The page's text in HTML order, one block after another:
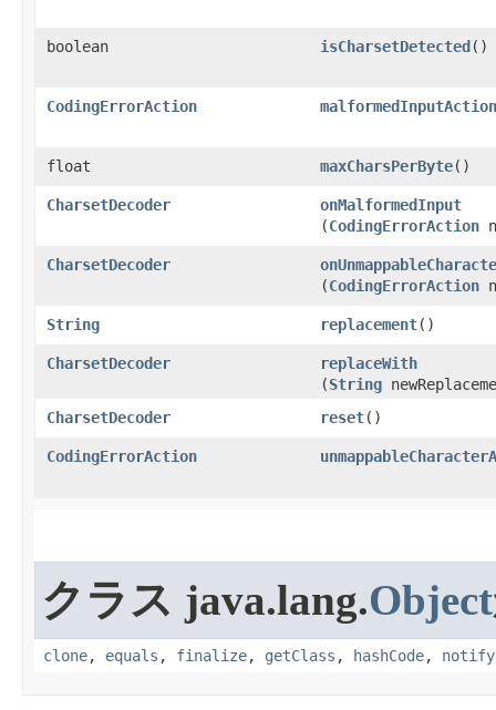
boolean isCharsetDetected ​()
CodingErrorAction malformedInputAction
float maxCharsPerByte​()
CharsetDecoder onMalformedInput
(CodingErrorAction
CharsetDecoder
(CodingErrorAction
String replacement​()
CharsetDecoder replaceWith
(String
CharsetDecoder
reset​()
CodingErrorAction
クラス java.lang.Object
clone, equals , finalize, getClass , hashCode, notify